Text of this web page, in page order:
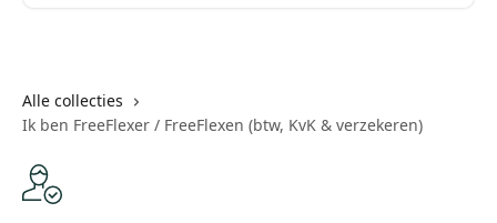
Alle collecties
Ik ben FreeFlexer / FreeFlexen (btw, KvK & verzekeren)